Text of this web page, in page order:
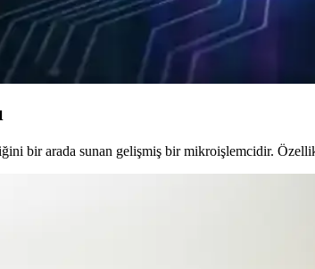
Exynos 2600 İşlemcisinin Performans
Exynos 2600, Snapdragon 8 Elite Gen 5'e kıyasla
bir arada sunan gelişmiş bir mikroişlemcidir.